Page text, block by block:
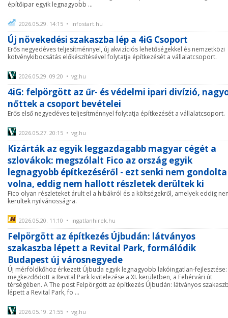
építőipar egyik legnagyobb ...
2026.05.29. 14:15 • infostart.hu
Új növekedési szakaszba lép a 4iG Csoport
Erős negyedéves teljesítménnyel, új akvizíciós lehetőségekkel és nemzetközi
kötvénykibocsátás előkészítésével folytatja építkezését a vállalatcsoport.
2026.05.29. 09:20 • vg.hu
4iG: felpörgött az űr- és védelmi ipari divízió,
nőttek a csoport bevételei
Erős első negyedéves teljesítménnyel folytatja építkezését a vállalatcsoport.
2026.05.27. 20:15 • vg.hu
Kizárták az egyik leggazdagabb magyar cégét a
szlovákok: megszólalt Fico az ország egyik
legnagyobb építkezéséről - ezt senki nem gondolta
volna, eddig nem hallott részletek derültek ki
Fico olyan részleteket árult el a hibákról és a költségekről, amelyek eddig
kerültek nyilvánosságra.
2026.05.20. 11:10 • ingatlanhirek.hu
Felpörgött az építkezés Újbudán: látványos
szakaszba lépett a Revital Park, formálódik
Budapest új városnegyede
Új mérföldkőhöz érkezett Újbuda egyik legnagyobb lakóingatlan-fejlesztése:
megkezdődött a Revital Park kivitelezése a XI. kerületben, a Fehérvári út
térségében. A The post Felpörgött az építkezés Újbudán: látványos
lépett a Revital Park, fo ...
2026.05.19. 21:55 • vg.hu